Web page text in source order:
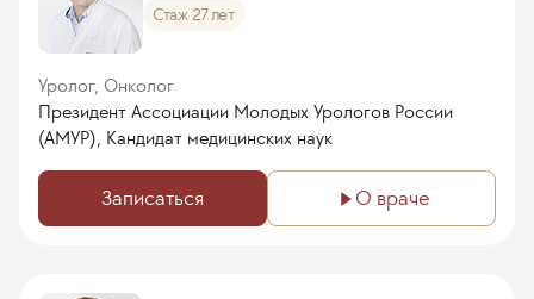
Стаж 27 лет
Уролог, Онколог
Президент Ассоциации Молодых Урологов России
(АМУР), Кандидат медицинских наук
Записаться О враче